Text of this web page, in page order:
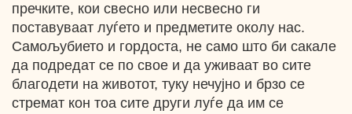
пречките, кои свесно или несвесно ги
поставуваат луѓето и предметите околу нас.
Самољубието и гордоста, не само што би сакале
да подредат се по свое и да уживаат во сите
благодети на животот, туку нечујно и брзо се
стремат кон тоа сите други луѓе да им се